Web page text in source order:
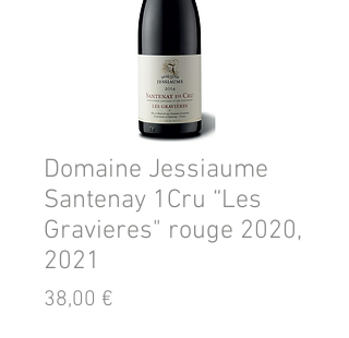
Domaine Jessiaume
Santenay 1Cru “Les
Gravieres" rouge 2020,
2021
38,00 €